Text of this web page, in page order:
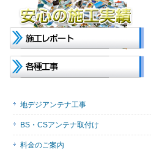
地デジアンテナ工事
BS・CSアンテナ取付け
料金のご案内